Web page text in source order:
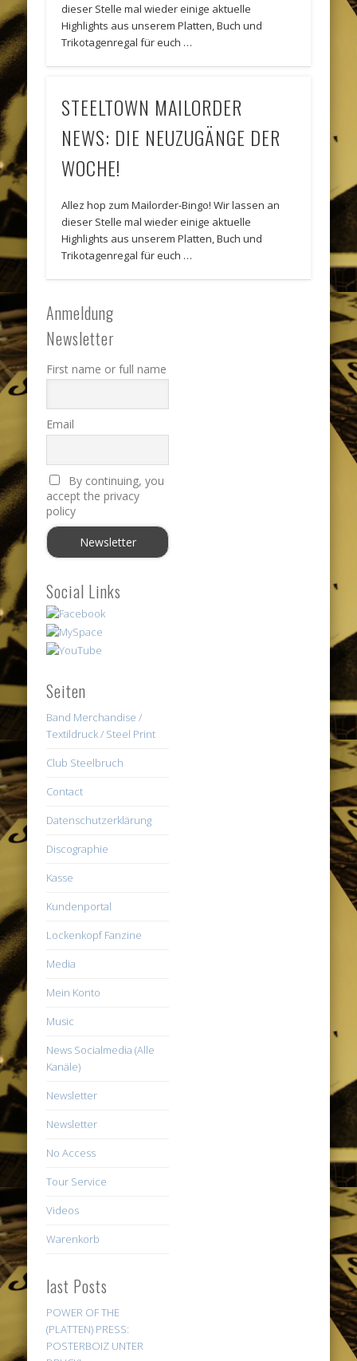
dieser Stelle mal wieder einige aktuelle
Highlights aus unserem Platten, Buch und
Trikotagenregal für euch …
STEELTOWN MAILORDER
NEWS: DIE NEUZUGÄNGE DER
WOCHE!
Allez hop zum Mailorder-Bingo! Wir lassen an
dieser Stelle mal wieder einige aktuelle
Highlights aus unserem Platten, Buch und
Trikotagenregal für euch …
Anmeldung
Newsletter
First name or full name
Email
By continuing, you
accept the privacy
policy
Social Links
Seiten
Band Merchandise /
Textildruck / Steel Print
Club Steelbruch
Contact
Datenschutzerklärung
Discographie
Kasse
Kundenportal
Lockenkopf Fanzine
Media
Mein Konto
Music
News Socialmedia (Alle
Kanäle)
Newsletter
Newsletter
No Access
Tour Service
Videos
Warenkorb
last Posts
POWER OF THE
(PLATTEN) PRESS:
POSTERBOIZ UNTER